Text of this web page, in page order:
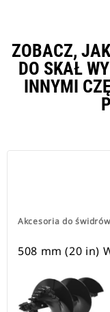
ZOBACZ,
DO SKAŁ
INNYMI
Akcesoria do
508 mm (20 in)